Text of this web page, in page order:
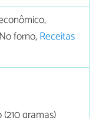
forno,Receitas